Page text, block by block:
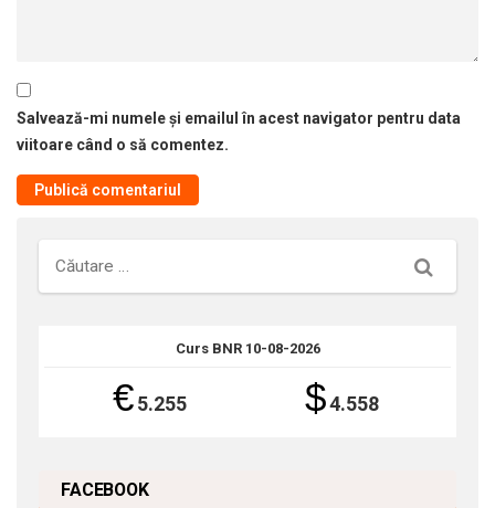
Salvează-mi numele și emailul în acest navigator pentru data
viitoare când o să comentez.
Căutare
Curs BNR 10-08-2026
€5.255 $4.558
FACEBOOK